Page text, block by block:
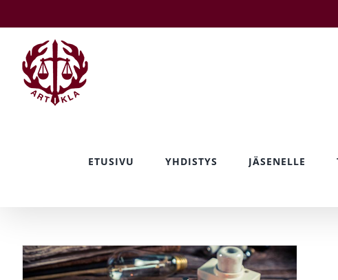
to
content
ETUSIVU YHDISTYS JÄSENELLE